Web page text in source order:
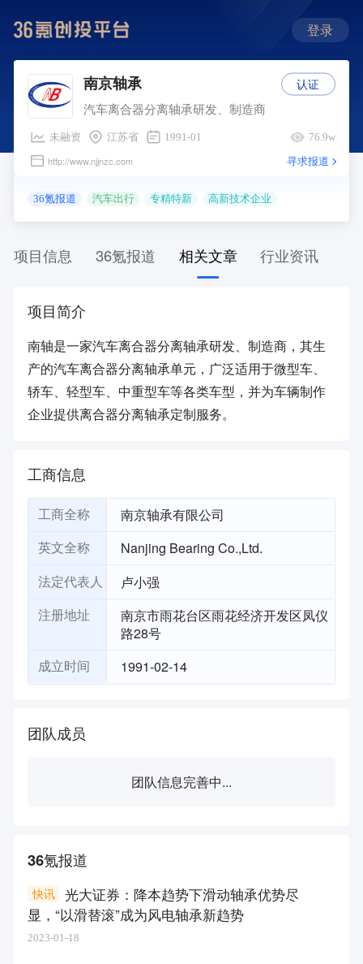
登录
南京轴承
汽车离合器分离轴承研发、制造商
未融资 江苏省 1991-01 76.9w
http://www.njjnzc.com 寻求报道
36氪报道 汽车出行 专精特新 高新技术企业
认证
项目信息 36氪报道 相关文章 行业资讯
项目简介
南轴是一家汽车离合器分离轴承研发、制造商，其生
产的汽车离合器分离轴承单元，广泛适用于微型车、
轿车、轻型车、中重型车等各类车型，并为车辆制作
企业提供离合器分离轴承定制服务。
工商信息
工商全称 南京轴承有限公司
英文全称 Nanjing Bearing Co.,Ltd.
法定代表人 卢小强
注册地址
南京市雨花台区雨花经济开发区凤仪
路28号
成立时间 1991-02-14
团队成员
团队信息完善中...
36氪报道
光大证券：降本趋势下滑动轴承优势尽
显，“以滑替滚”成为风电轴承新趋势
快讯
2023-01-18